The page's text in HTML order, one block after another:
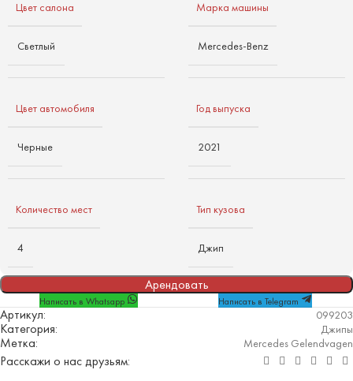
Цвет салона
Светлый
Марка машины
Mercedes-Benz
Цвет автомобиля
Черные
Год выпуска
2021
Количество мест
4
Тип кузова
Джип
Арендовать
Написать в Whatsapp Написать в Telegram
Артикул: 099203
Категория: Джипы
Метка: Mercedes Gelendvagen
Расскажи о нас друзьям: